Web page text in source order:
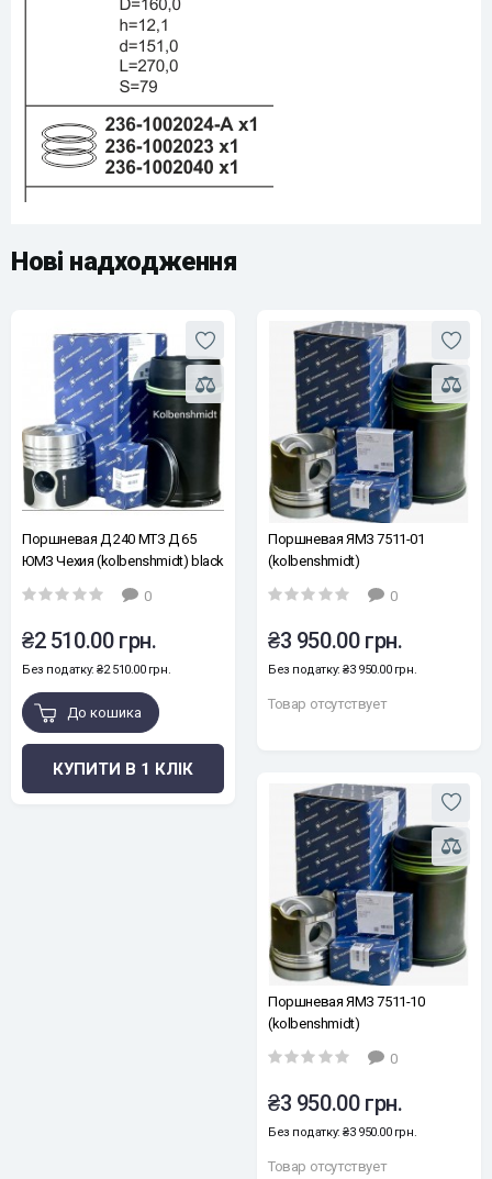
Нові надходження
Поршневая Д 240 МТЗ Д 65
ЮМЗ Чехия (kolbenshmidt) black
edition
0
₴2 510.00 грн.
Без податку: ₴2 510.00 грн.
До кошика
КУПИТИ В 1 КЛІК
Поршневая ЯМЗ 7511-01
(kolbenshmidt)
0
₴3 950.00 грн.
Без податку: ₴3 950.00 грн.
Товар отсутствует
Поршневая ЯМЗ 7511-10
(kolbenshmidt)
0
₴3 950.00 грн.
Без податку: ₴3 950.00 грн.
Товар отсутствует